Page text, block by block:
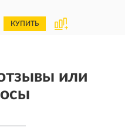
КУПИТЬ
или